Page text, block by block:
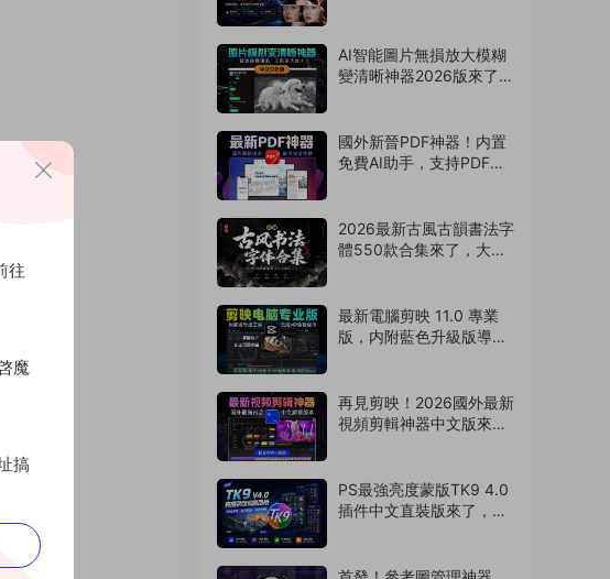
（260803）
AI智能圖片無損放大模糊
變清晰神器2026版來了，
（260802）
國外新晉PDF神器！内置
免費AI助手，支持PDF編
2026最新古風古韻書法字
體550款合集來了，大佬
最新電腦剪映 11.0 專業
版，内附藍色升級版導出
再見剪映！2026國外最新
視頻剪輯神器中文版來
PS最強亮度蒙版TK9 4.0
插件中文直裝版來了，攝
往
魔
搞